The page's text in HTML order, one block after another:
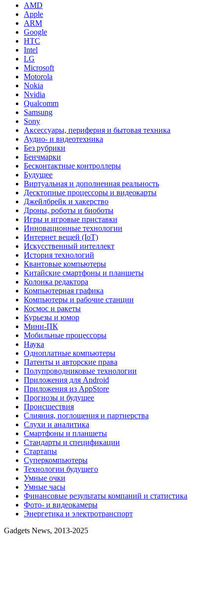
AMD
Apple
ARM
Google
HTC
Intel
LG
Microsoft
Motorola
Nokia
Nvidia
Qualcomm
Samsung
Sony
Аксессуары, периферия и бытовая техника
Аудио- и видеотехника
Без рубрики
Бенчмарки
Бесконтактные контроллеры
Будущее
Виртуальная и дополненная реальность
Десктопные процессоры и видеокарты
Джейлбрейк и хакерство
Дроны, роботы и биоботы
Игры и игровые приставки
Инновационные технологии
Интернет вещей (IoT)
Искусственный интеллект
История технологий
Квантовые компьютеры
Китайские смартфоны и планшеты
Колонка редактора
Компьютерная графика
Компьютеры и рабочие станции
Космос и ракеты
Курьезы и юмор
Мини-ПК
Мобильные процессоры
Наука
Одноплатные компьютеры
Патенты и авторские права
Полупроводниковые технологии
Приложения для Android
Приложения из AppStore
Прогнозы и будущее
Происшествия
Слияния, поглощения и партнерства
Слухи и аналитика
Смартфоны и планшеты
Стандарты и спецификации
Стартапы
Суперкомпьютеры
Технологии будущего
Умные очки
Умные часы
Финансовые результаты компаний и статистика
Фото- и видеокамеры
Энергетика и электротранспорт
Gadgets News, 2013-2025